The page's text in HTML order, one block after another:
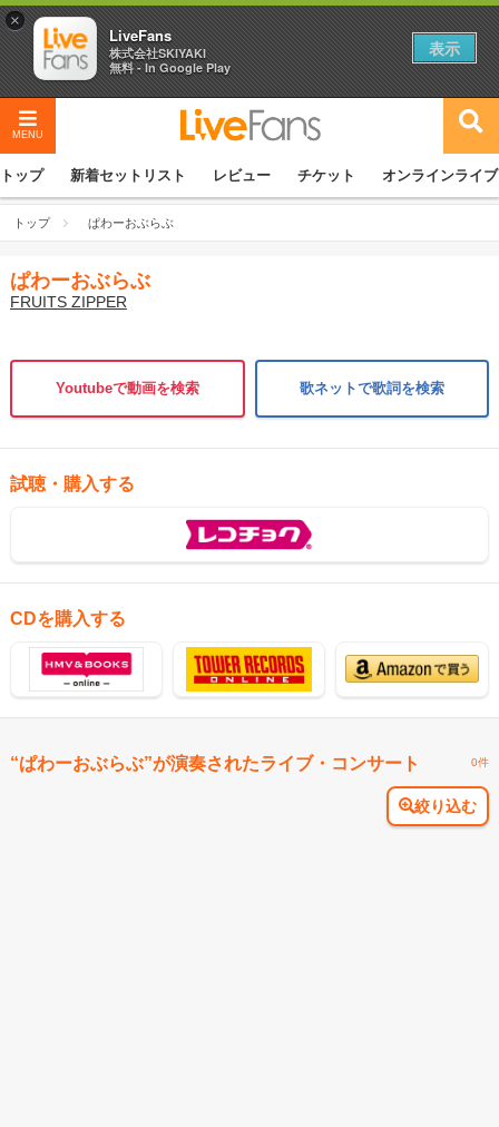
MENU
トップ 新着セットリスト レビュー チケット オンラインライブ
トップ ぱわーおぶらぶ
ぱわーおぶらぶ
FRUITS ZIPPER
Youtubeで動画を検索 歌ネットで歌詞を検索
試聴・購入する
CDを購入する
“ぱわーおぶらぶ”が演奏されたライブ・コンサート 0件
絞り込む
×
LiveFans
株式会社SKIYAKI
無料 - In Google Play
表示